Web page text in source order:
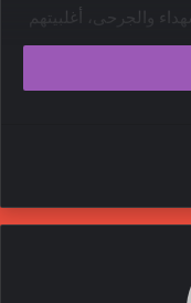
والجرحى، أغلبيتهم
جراء النيران
منهم بين قتيل وجريح.
مستشفى كمال عدوان
دخلت الدبابات مع